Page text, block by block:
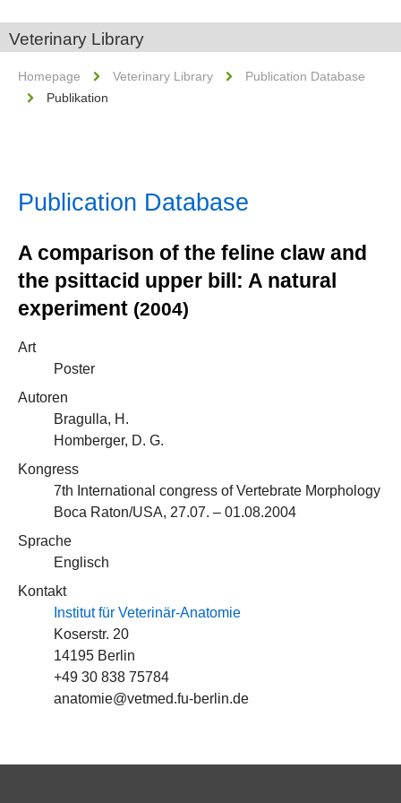
Veterinary Library
Homepage Veterinary Library
Publication Database
Publikation
Publication Database
A comparison of the feline claw and
the psittacid upper bill: A natural
experiment (2004)
Art
Poster
Autoren
Bragulla, H.
Homberger, D. G.
Kongress
7th International congress of Vertebrate Morphology
Boca Raton/USA, 27.07. – 01.08.2004
Sprache
Englisch
Kontakt
Institut für Veterinär-Anatomie
Koserstr. 20
14195 Berlin
+49 30 838 75784
anatomie@vetmed.fu-berlin.de